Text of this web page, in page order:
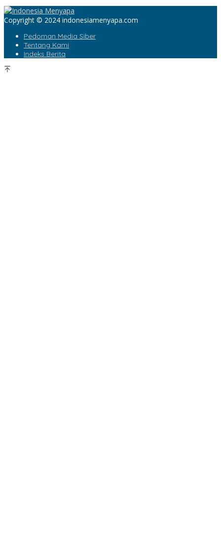
Copyright © 2024 indonesiamenyapa.com
Pedoman Media Siber
Tentang Kami
Indeks Berita